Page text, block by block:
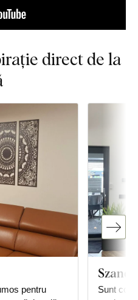
direct de la
pentru
Sunt